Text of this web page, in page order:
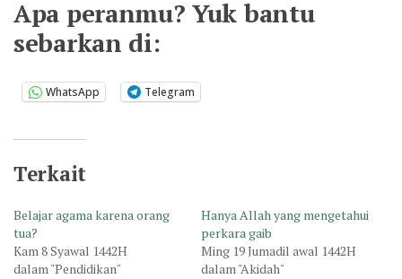
Apa peranmu? Yuk bantu
sebarkan di:
WhatsApp Telegram
Terkait
Belajar agama karena orang
tua?
Kam 8 Syawal 1442H
dalam "Pendidikan"
Hanya Allah yang mengetahui
perkara gaib
Ming 19 Jumadil awal 1442H
dalam "Akidah"